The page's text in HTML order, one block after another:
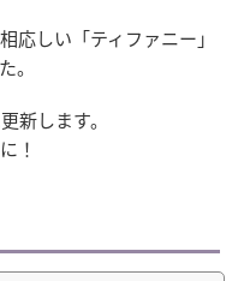
応しい「ティファニー」
。
新します。
！